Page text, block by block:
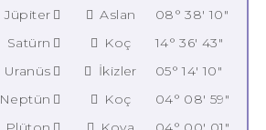
Jüpiter
Aslan
08° 38' 10"
Satürn
Koç
14° 36' 43"
Uranüs
İkizler
05° 14' 10"
Neptün
Koç
04° 08' 59"